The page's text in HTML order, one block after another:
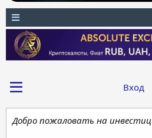
Вход
Добро пожаловать на